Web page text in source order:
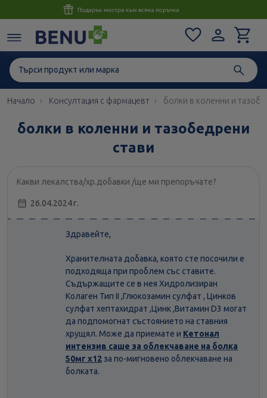
Консултация с магистър-фармацевт до 1 час
Начало Консултация с фармацевт болки в коленни и
болки в коленни и тазобедрени
стави
Какви лекалства/хр.добавки /ще ми препоръчате?
26.04.2024 г.
Здравейте,
Хранителната добавка, която сте посочили е
подходяща при проблем със ставите.
Съдържащите се в нея Хидролизиран
Колаген Тип II ,Глюкозамин сулфат , Цинков
сулфат хептахидрат ,Цинк ,Витамин D3 могат
да подпомогнат състоянието на ставния
хрущял. Може да приемате и Кетонал
интензив саше за облекчаване на болка
50мг х12за по-мигновено облекчаване на
болката.